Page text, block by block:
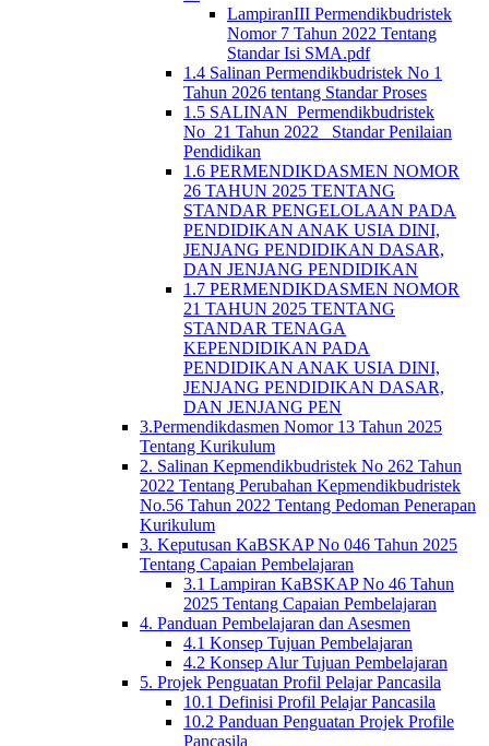
LampiranIII Permendikbudristek
Nomor 7 Tahun 2022 Tentang
Standar Isi SMA.pdf
1.4 Salinan Permendikbudristek No 1
Tahun 2026 tentang Standar Proses
1.5 SALINAN_Permendikbudristek
No_21 Tahun 2022_ Standar Penilaian
Pendidikan
1.6 PERMENDIKDASMEN NOMOR
26 TAHUN 2025 TENTANG
STANDAR PENGELOLAAN PADA
PENDIDIKAN ANAK USIA DINI,
JENJANG PENDIDIKAN DASAR,
DAN JENJANG PENDIDIKAN
1.7 PERMENDIKDASMEN NOMOR
21 TAHUN 2025 TENTANG
STANDAR TENAGA
KEPENDIDIKAN PADA
PENDIDIKAN ANAK USIA DINI,
JENJANG PENDIDIKAN DASAR,
DAN JENJANG PEN
3.Permendikdasmen Nomor 13 Tahun 2025
Tentang Kurikulum
2. Salinan Kepmendikbudristek No 262 Tahun
2022 Tentang Perubahan Kepmendikbudristek
No.56 Tahun 2022 Tentang Pedoman Penerapan
Kurikulum
3. Keputusan KaBSKAP No 046 Tahun 2025
Tentang Capaian Pembelajaran
3.1 Lampiran KaBSKAP No 46 Tahun
2025 Tentang Capaian Pembelajaran
4. Panduan Pembelajaran dan Asesmen
4.1 Konsep Tujuan Pembelajaran
4.2 Konsep Alur Tujuan Pembelajaran
5. Projek Penguatan Profil Pelajar Pancasila
10.1 Definisi Profil Pelajar Pancasila
10.2 Panduan Penguatan Projek Profile
Pancasila